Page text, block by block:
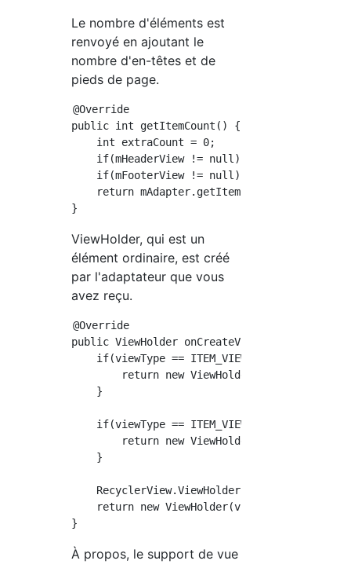
Le nombre d'éléments est
renvoyé en ajoutant le
nombre d'en-têtes et de
pieds de page.
@Override
public int getItemCount() {
    int extraCount = 0;
    if(mHeaderView != null) extraCount += 1;
    if(mFooterView != null) extraCount += 1;
return mAdapter.getItemCount() +
ViewHolder, qui est un
élément ordinaire, est créé
par l'adaptateur que vous
avez reçu.
@Override
public ViewHolder
    if(viewType == ITEM_VIEW_TYPE_HEADER) {
        return new ViewHolder(mHeaderView);
    }
    if(viewType == ITEM_VIEW_TYPE_FOOTER) {
        return new ViewHolder(mFooterView);
    }
RecyclerView.ViewHolder viewHolder =
    return new ViewHolder(viewHolder);
À propos, le support de vue